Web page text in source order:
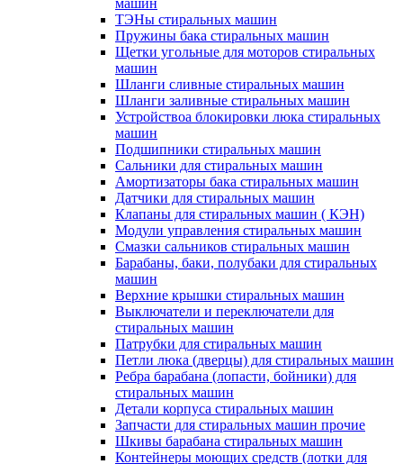
машин
ТЭНы стиральных машин
Пружины бака стиральных машин
Щетки угольные для моторов стиральных
машин
Шланги сливные стиральных машин
Шланги заливные стиральных машин
Устройствоа блокировки люка стиральных
машин
Подшипники стиральных машин
Сальники для стиральных машин
Амортизаторы бака стиральных машин
Датчики для стиральных машин
Клапаны для стиральных машин ( КЭН)
Модули управления стиральных машин
Смазки сальников стиральных машин
Барабаны, баки, полубаки для стиральных
машин
Верхние крышки стиральных машин
Выключатели и переключатели для
стиральных машин
Патрубки для стиральных машин
Петли люка (дверцы) для стиральных машин
Ребра барабана (лопасти, бойники) для
стиральных машин
Детали корпуса стиральных машин
Запчасти для стиральных машин прочие
Шкивы барабана стиральных машин
Контейнеры моющих средств (лотки для